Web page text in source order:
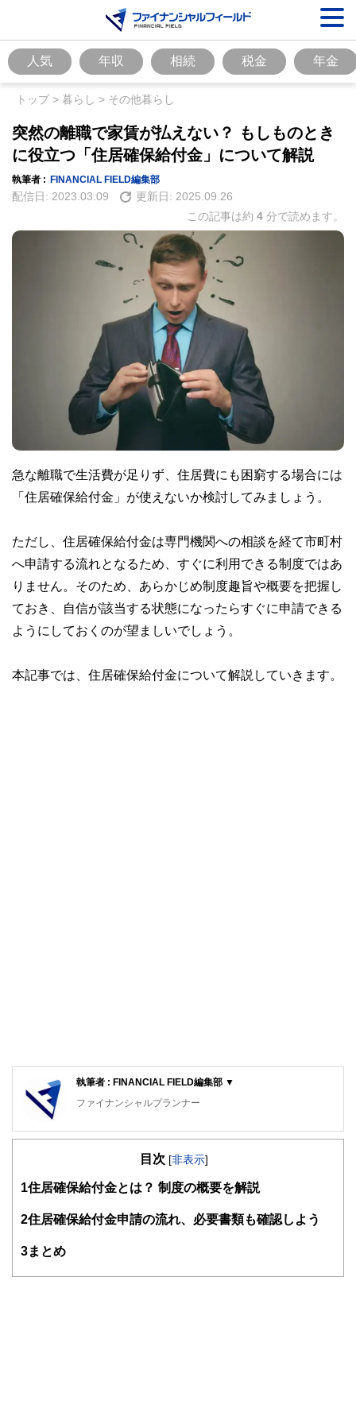
人気 年収 相続 税金 年金
トップ> 暮らし > その他暮らし
突然の離職で家賃が払えない？ もしものとき
に役立つ「住居確保給付金」について解説
執筆者 : FINANCIAL FIELD編集部
配信日: 2023.03.09 更新日: 2025.09.26
この記事は約 4 分で読めます。
急な離職で生活費が足りず、住居費にも困窮する場合には
「住居確保給付金」が使えないか検討してみましょう。
ただし、住居確保給付金は専門機関への相談を経て市町村
へ申請する流れとなるため、すぐに利用できる制度ではあ
りません。そのため、あらかじめ制度趣旨や概要を把握し
ておき、自信が該当する状態になったらすぐに申請できる
ようにしておくのが望ましいでしょう。
本記事では、住居確保給付金について解説していきます。
執筆者 : FINANCIAL FIELD編集部 ▼
ファイナンシャルプランナー
FinancialField編集部は、金融、経済に関する記事を、日々
知識がない方でも理解できるようわかりやすく発信していま
得者を中心に「お金や暮らし」に関する書籍・雑誌の編集経
験者で構成され、企画立案から記事掲載まですべての工程に
目次 [非表示]
1住居確保給付金とは？ 制度の概要を解説
2住居確保給付金申請の流れ、必要書類も確認しよう
3まとめ